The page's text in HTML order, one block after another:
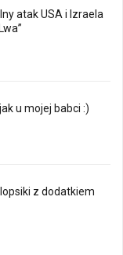
atak USA i Izraela
u mojej babci :)
z dodatkiem